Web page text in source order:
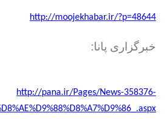
http://moojekhabar.ir/?p=48644
خبرگزاری پانا:
http://pana.ir/Pages/News-358376-